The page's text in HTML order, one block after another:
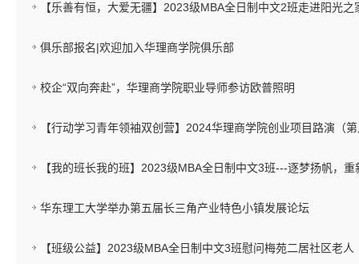
【乐善有恒，大爱无疆】2023级MBA全日制中文2班走进阳光之
俱乐部报名|欢迎加入华理商学院俱乐部
校企“双向奔赴”，华理商学院职业导师参访欧普照明
【行动学习青年领袖双创营】2024华理商学院创业项目路演（
【我的班长我的班】2023级MBA全日制中文3班---逐梦扬帆，重
华东理工大学举办第五届长三角产业特色小镇发展论坛
【班级公益】2023级MBA全日制中文3班慰问梅苑二居社区老人